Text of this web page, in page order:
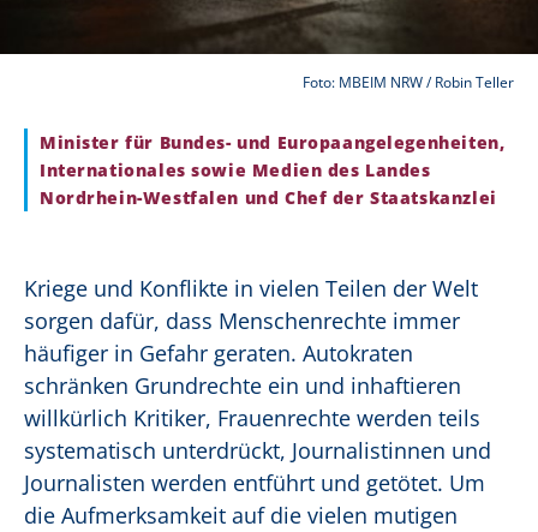
Foto: MBEIM NRW / Robin Teller
Minister für Bundes- und Europaangelegenheiten,
Internationales sowie Medien des Landes
Nordrhein-Westfalen und Chef der Staatskanzlei
Kriege und Konflikte in vielen Teilen der Welt
sorgen dafür, dass Menschenrechte immer
häufiger in Gefahr geraten. Autokraten
schränken Grundrechte ein und inhaftieren
willkürlich Kritiker, Frauenrechte werden teils
systematisch unterdrückt, Journalistinnen und
Journalisten werden entführt und getötet. Um
die Aufmerksamkeit auf die vielen mutigen